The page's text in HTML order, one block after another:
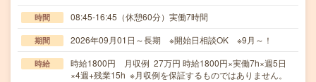
時間 08:45-16:45（休憩60分）実働7時間
期間 2026年09月01日～長期 ※開始日相談OK ※9月～！
時給
時給1800円 月収例 27万円 時給1800円×実働7h×週5日
×4週+残業15h ※月収例を保証するものではありません。